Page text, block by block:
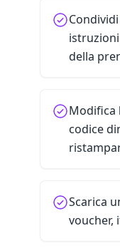
della
Modifica
codice
Scarica
voucher,